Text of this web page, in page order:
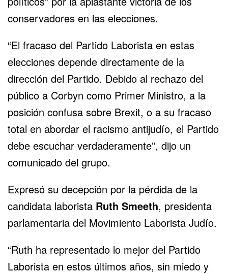
conservadores en las elecciones.
“El fracaso del Partido Laborista en estas
elecciones depende directamente de la
dirección del Partido. Debido al rechazo del
público a Corbyn como Primer Ministro, a la
posición confusa sobre Brexit, o a su fracaso
total en abordar el racismo antijudío, el Partido
debe escuchar verdaderamente”, dijo un
comunicado del grupo.
Expresó su decepción por la pérdida de la
candidata laborista Ruth Smeeth, presidenta
parlamentaria del Movimiento Laborista Judío.
“Ruth ha representado lo mejor del Partido
Laborista en estos últimos años, sin miedo y